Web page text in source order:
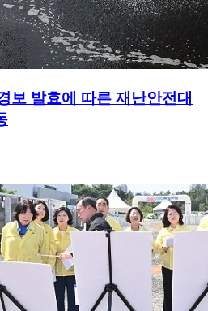
보 발효에 따른 재난안전대